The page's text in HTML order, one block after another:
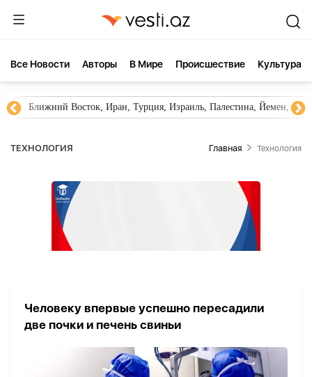
Все Новости Aвторы В Мире Происшествие Культура
Ближний Восток, Иран, Турция, Израиль, Палестина, Йемен,
ТЕХНОЛОГИЯ Главная Технология
Человеку впервые успешно пересадили
две почки и печень свиньи